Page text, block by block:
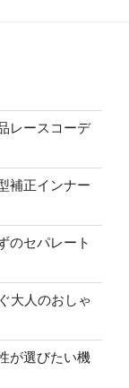
レースコーデ
補正インナー
のセパレート
大人のおしゃ
が選びたい機